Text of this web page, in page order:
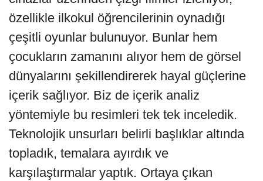
özellikle ilkokul öğrencilerinin oynadığı
çeşitli oyunlar bulunuyor. Bunlar hem
çocukların zamanını alıyor hem de görsel
dünyalarını şekillendirerek hayal güçlerine
içerik sağlıyor. Biz de içerik analiz
yöntemiyle bu resimleri tek tek inceledik.
Teknolojik unsurları belirli başlıklar altında
topladık, temalara ayırdık ve
karşılaştırmalar yaptık. Ortaya çıkan